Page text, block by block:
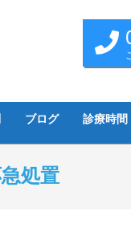
ブログ 診療時間
処置